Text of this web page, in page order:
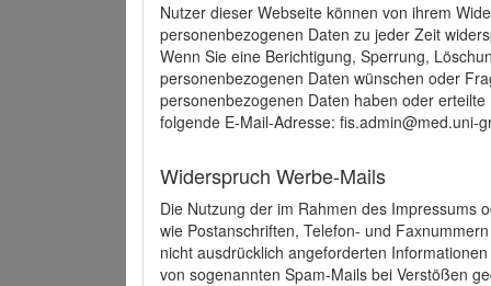
Nutzer dieser Webseite können von ihrem
personenbezogenen Daten zu jeder Zeit
Wenn Sie eine Berichtigung, Sperrung,
personenbezogenen Daten wünschen oder
personenbezogenen Daten haben oder
folgende E-Mail-Adresse: fis.admin@med.uni-
Widerspruch Werbe-Mails
Die Nutzung der im Rahmen des Impressums
wie Postanschriften, Telefon- und
nicht ausdrücklich angeforderten
von sogenannten Spam-Mails bei Verstößen